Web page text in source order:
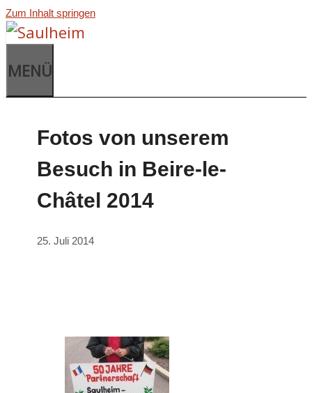
Zum Inhalt springen
MENÜ
Fotos von unserem
Besuch in Beire-le-
Châtel 2014
25. Juli 2014